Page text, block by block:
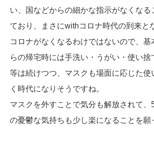
い、国などからの細かな指示がなくなる
ており、まさにwithコロナ時代の到来と
コロナがなくなるわけではないので、基
らの帰宅時には手洗い・うがい・使い捨
等は続けつつ、マスクも場面に応じた使
く時代になりそうですね。
マスクを外すことで気分も解放されて、
の憂鬱な気持ちも少し楽になることを願